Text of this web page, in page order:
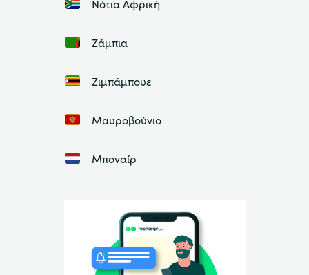
Νότια Αφρική
Ζάμπια
Ζιμπάμπουε
Μαυροβούνιο
Μποναίρ